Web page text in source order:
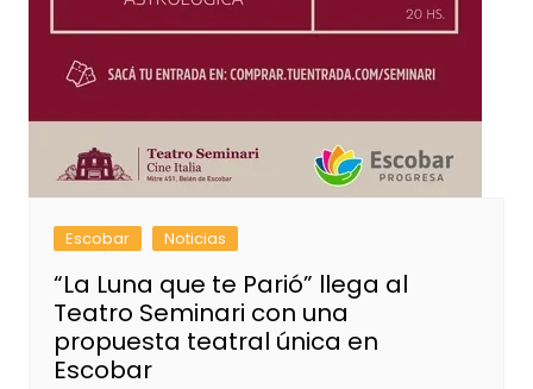
Escobar Noticias
“La Luna que te Parió” llega al
Teatro Seminari con una
propuesta teatral única en
Escobar